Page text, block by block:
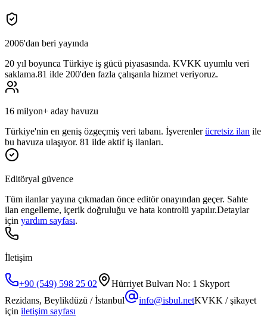
2006'dan beri yayında
20 yıl boyunca Türkiye iş gücü piyasasında. KVKK uyumlu veri
saklama.81 ilde 200'den fazla çalışanla hizmet veriyoruz.
16 milyon+ aday havuzu
Türkiye'nin en geniş özgeçmiş veri tabanı. İşverenler ücretsiz ilan ile
bu havuza ulaşıyor. 81 ilde aktif iş ilanları.
Editöryal güvence
Tüm ilanlar yayına çıkmadan önce editör onayından geçer. Sahte
ilan engelleme, içerik doğruluğu ve hata kontrolü yapılır.Detaylar
için yardım sayfası.
İletişim
+90 (549) 598 25 02
Hürriyet Bulvarı No: 1 Skyport
Rezidans, Beylikdüzü / İstanbul
info@isbul.netKVKK / şikayet
için iletişim sayfası